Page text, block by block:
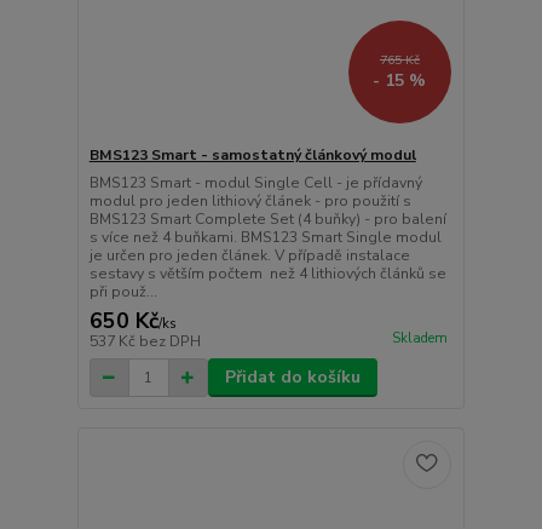
765 Kč
- 15 %
BMS123 Smart - samostatný článkový modul
BMS123 Smart - modul Single Cell - je přídavný
modul pro jeden lithiový článek - pro použití s
BMS123 Smart Complete Set (4 buňky) - pro balení
s více než 4 buňkami. BMS123 Smart Single modul
je určen pro jeden článek. V případě instalace
sestavy s větším počtem než 4 lithiových článků se
při použ...
650 Kč/ks
537 Kč bez DPH Skladem
Přidat do košíku